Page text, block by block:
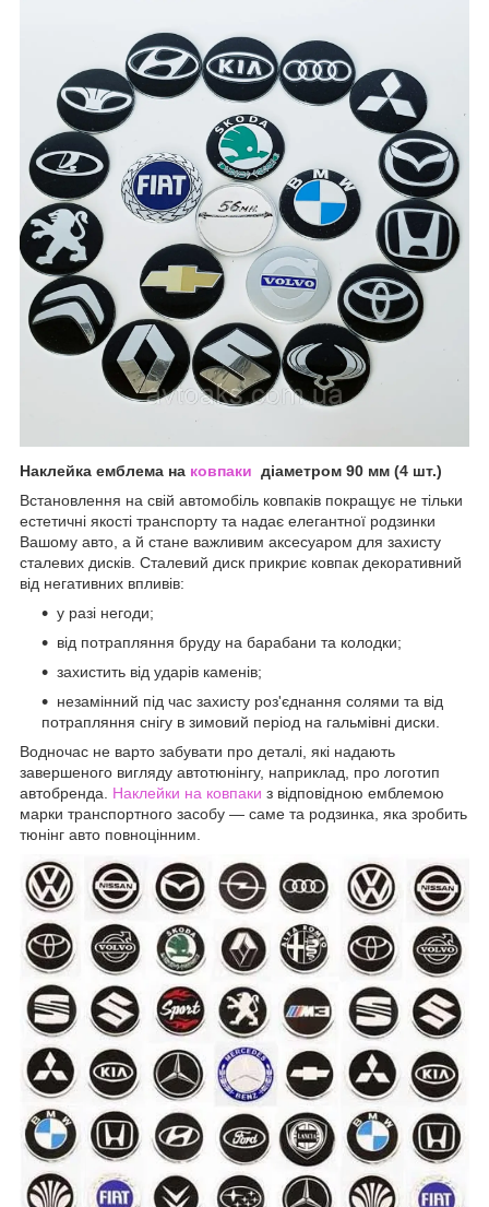
Наклейка емблема на ковпаки діаметром 90 мм (4 шт.)
Встановлення на свій автомобіль ковпаків покращує не тільки
естетичні якості транспорту та надає елегантної родзинки
Вашому авто, а й стане важливим аксесуаром для захисту
сталевих дисків. Сталевий диск прикриє ковпак декоративний
від негативних впливів:
у разі негоди;
від потрапляння бруду на барабани та колодки;
захистить від ударів каменів;
незамінний під час захисту роз'єднання солями та від
потрапляння снігу в зимовий період на гальмівні диски.
Водночас не варто забувати про деталі, які надають
завершеного вигляду автотюнінгу, наприклад, про логотип
автобренда. Наклейки на ковпаки з відповідною емблемою
марки транспортного засобу — саме та родзинка, яка зробить
тюнінг авто повноцінним.